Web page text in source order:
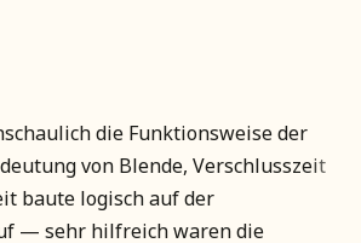
die Funktionsweise der
von Blende, Verschlusszeit
baute logisch auf der
— sehr hilfreich waren die